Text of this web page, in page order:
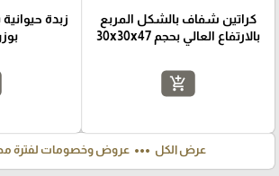
كراتين شفاف بالشكل المربع
بالارتفاع العالي بحجم 30x30x47
add_shopping_cart
بوزن
عرض الكل more_horiz عروض وخصومات لفترة